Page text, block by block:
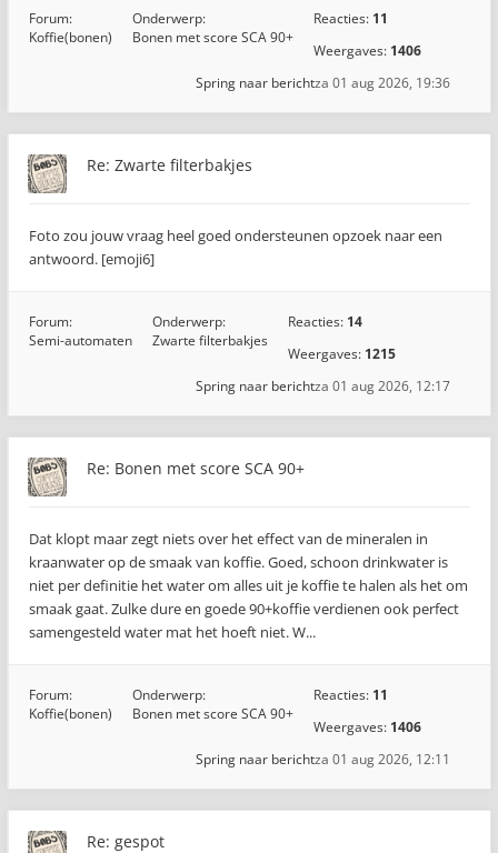
Forum:
Koffie(bonen)
Onderwerp:
Bonen met score SCA 90+
Reacties: 11
Weergaves: 1406
za 01 aug 2026, 19:36
Spring naar bericht
Re: Zwarte filterbakjes
Foto zou jouw vraag heel goed ondersteunen opzoek naar een
antwoord. [emoji6]
Forum:
Semi-automaten
Onderwerp:
Zwarte filterbakjes
Reacties: 14
Weergaves: 1215
za 01 aug 2026, 12:17
Spring naar bericht
Re: Bonen met score SCA 90+
Dat klopt maar zegt niets over het effect van de mineralen in
kraanwater op de smaak van koffie. Goed, schoon drinkwater is
niet per definitie het water om alles uit je koffie te halen als het om
smaak gaat. Zulke dure en goede 90+koffie verdienen ook perfect
samengesteld water mat het hoeft niet. W...
Forum:
Koffie(bonen)
Onderwerp:
Bonen met score SCA 90+
Reacties: 11
Weergaves: 1406
za 01 aug 2026, 12:11
Spring naar bericht
Re: gespot